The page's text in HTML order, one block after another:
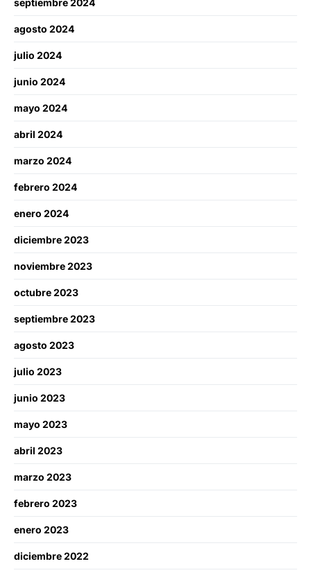
agosto 2024
julio 2024
junio 2024
mayo 2024
abril 2024
marzo 2024
febrero 2024
enero 2024
diciembre 2023
noviembre 2023
octubre 2023
septiembre 2023
agosto 2023
julio 2023
junio 2023
mayo 2023
abril 2023
marzo 2023
febrero 2023
enero 2023
diciembre 2022